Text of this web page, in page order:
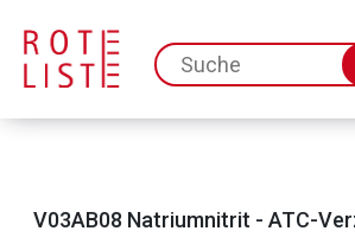
V03AB08 Natriumnitrit - ATC-